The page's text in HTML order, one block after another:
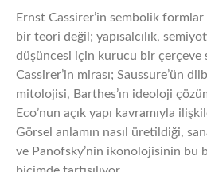
Ernst Cassirer’in sembolik formlar
bir teori değil; yapısalcılık,
düşüncesi için kurucu bir çerçeve
Cassirer’in mirası; Saussure’ün
mitolojisi, Barthes’ın ideoloji
Eco’nun açık yapı kavramıyla
Görsel anlamın nasıl üretildiği,
ve Panofsky’nin ikonolojisinin bu